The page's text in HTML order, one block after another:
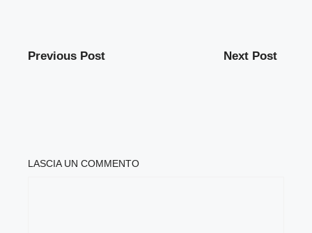
Previous Post Next Post
LASCIA UN COMMENTO